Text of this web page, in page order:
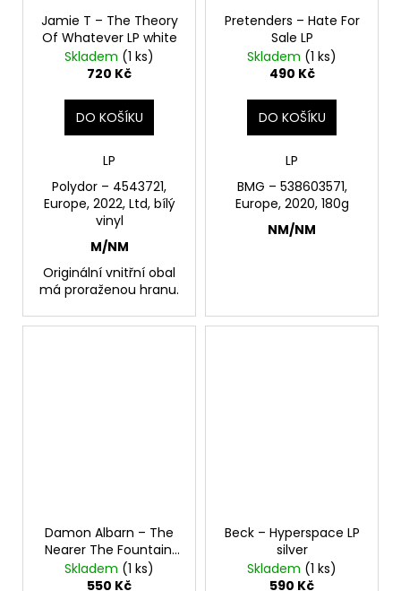
Jamie T – The Theory
Of Whatever LP white
Skladem (1 ks)
720 Kč
DO KOŠÍKU
LP
Polydor – 4543721,
Europe, 2022, Ltd, bílý
vinyl
M/NM
Originální vnitřní obal
má proraženou hranu.
Pretenders – Hate For
Sale LP
Skladem (1 ks)
490 Kč
DO KOŠÍKU
LP
BMG – 538603571,
Europe, 2020, 180g
NM/NM
Damon Albarn – The
Nearer The Fountain,
More Pure The Stream
Flows LP
Skladem (1 ks)
550 Kč
Beck – Hyperspace LP
silver
Skladem (1 ks)
590 Kč